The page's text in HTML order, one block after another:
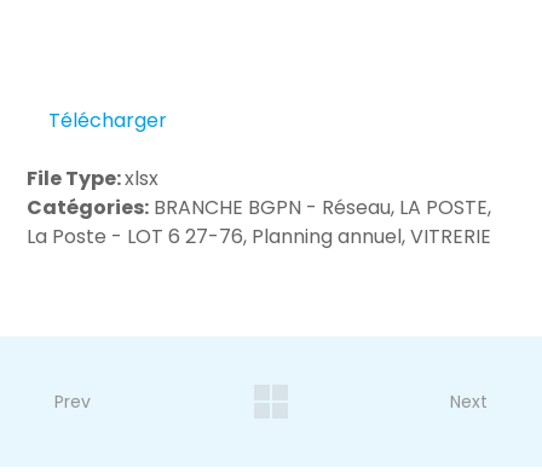
Télécharger
File Type:xlsx
Catégories: BRANCHE BGPN - Réseau, LA POSTE,
La Poste - LOT 6 27-76, Planning annuel, VITRERIE
Prev Next